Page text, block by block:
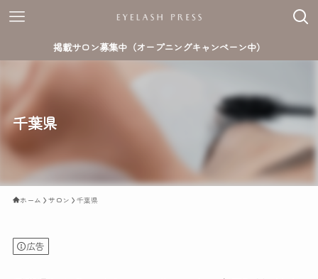
掲載サロン募集中（オープニングキャンペーン中）
千葉県
ホーム サロン 千葉県
広告